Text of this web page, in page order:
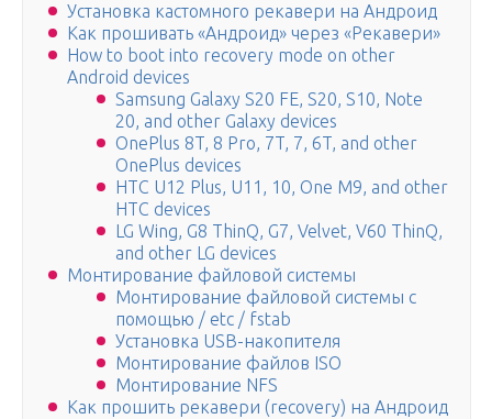
Установка кастомного рекавери на Андроид
Как прошивать «Андроид» через «Рекавери»
How to boot into recovery mode on other
Android devices
Samsung Galaxy S20 FE, S20, S10, Note
20, and other Galaxy devices
OnePlus 8T, 8 Pro, 7T, 7, 6T, and other
OnePlus devices
HTC U12 Plus, U11, 10, One M9, and other
HTC devices
LG Wing, G8 ThinQ, G7, Velvet, V60 ThinQ,
and other LG devices
Монтирование файловой системы
Монтирование файловой системы с
помощью / etc / fstab
Установка USB-накопителя
Монтирование файлов ISO
Монтирование NFS
Как прошить рекавери (recovery) на Андроид